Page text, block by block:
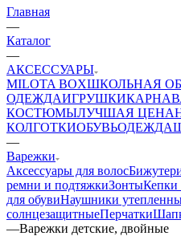
Главная
—
Каталог
—
АКСЕССУАРЫ
MILOTA BOXШКОЛЬНАЯ
ОДЕЖДАИГРУШКИ
КОСТЮМЫЛУЧШАЯ ЦЕНА
КОЛГОТКИОБУВЬОДЕЖДА
—
Варежки
Аксессуары для волос
ремни и подтяжкиЗонтыКепки
для обувиНаушники
солнцезащитныеПерчатки
—Варежки детские, двойные